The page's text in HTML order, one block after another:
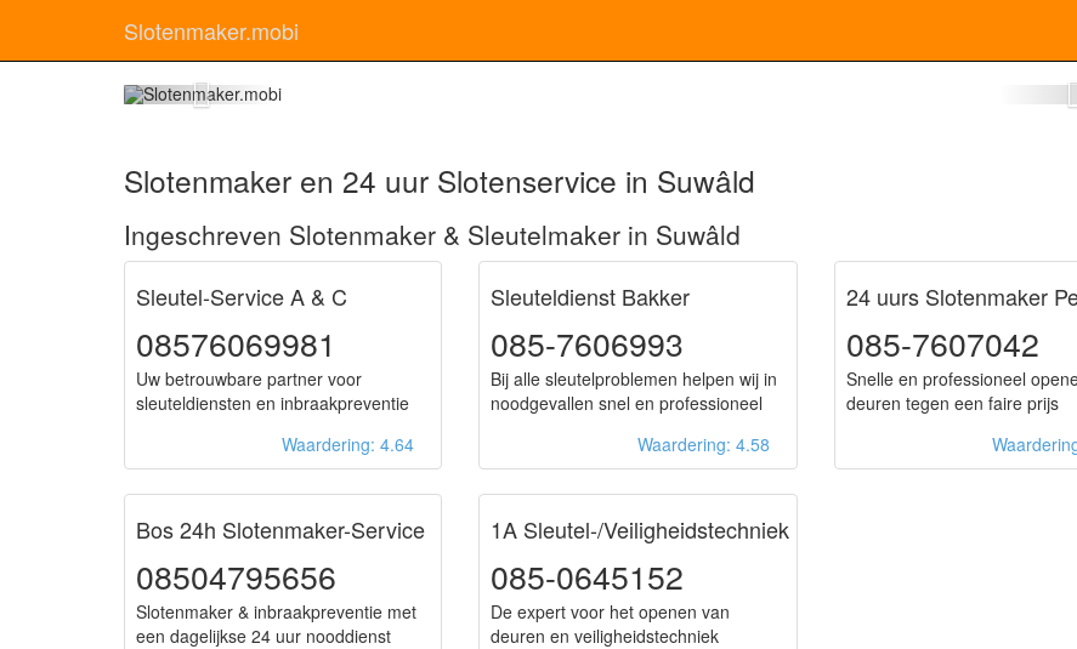
Slotenmaker.mobi
Slotenmaker en 24 uur Slotenservice in Suwâld
Ingeschreven Slotenmaker & Sleutelmaker in Suwâld
Sleutel-Service A & C
08576069981
Uw betrouwbare partner voor
sleuteldiensten en inbraakpreventie
Waardering: 4.64
Sleuteldienst Bakker
085-7606993
Bij alle sleutelproblemen helpen wij in
noodgevallen snel en professioneel
Waardering: 4.58
24 uurs Slotenmaker
085-7607042
Snelle en professioneel
deuren tegen een faire prijs
Bos 24h Slotenmaker-Service
08504795656
Slotenmaker & inbraakpreventie met
een dagelijkse 24 uur nooddienst
1A Sleutel-/Veiligheidstechniek
085-0645152
De expert voor het openen van
deuren en veiligheidstechniek